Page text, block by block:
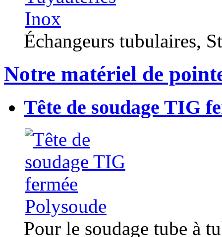
Échangeurs tubulaires,
Notre matériel de
Tête de soudage TIG
Pour le soudage tube à